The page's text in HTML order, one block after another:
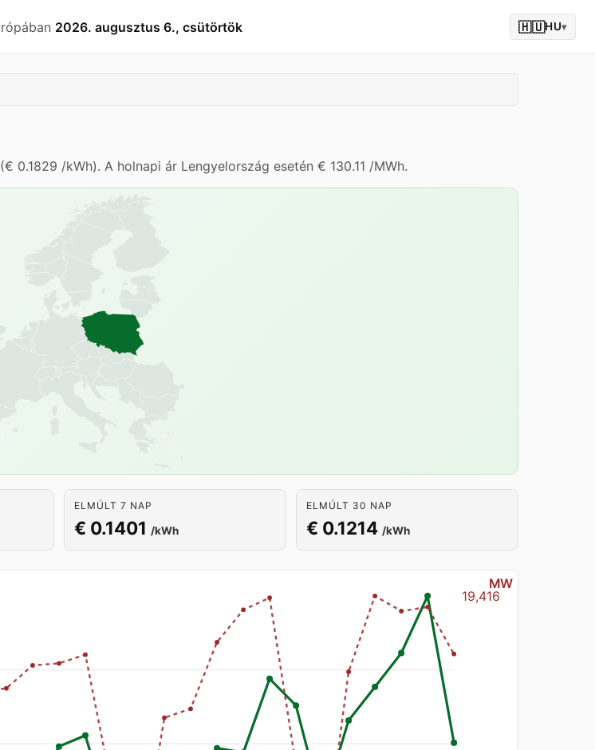
2026. augusztus 6., csütörtök 🇭🇺HU▾
/kWh). A holnapi ár Lengyelország esetén € 130.11 /MWh.
ELMÚLT 7 NAP
€ 0.1401 /kWh
ELMÚLT 30 NAP
€ 0.1214 /kWh
19,416
MW